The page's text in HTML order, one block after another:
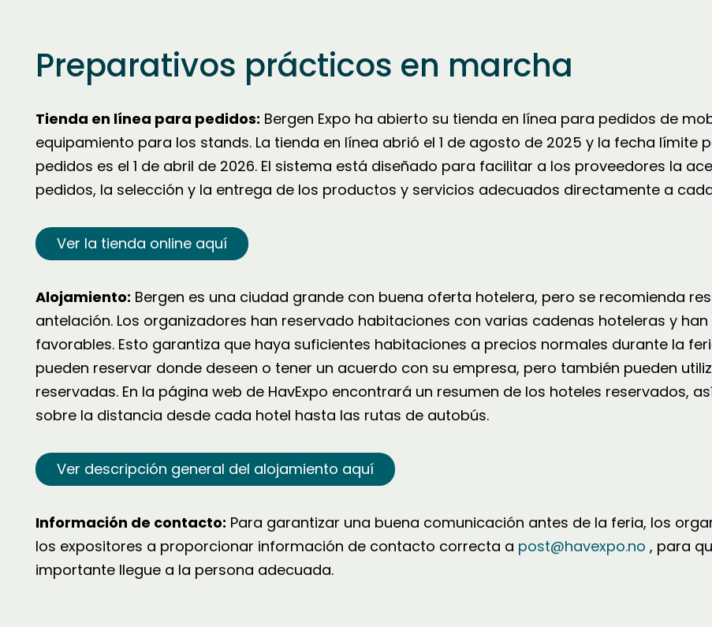
Preparativos prácticos en marcha
Tienda en línea para pedidos: Bergen Expo ha abierto su tienda en línea para pedidos de
equipamiento para los stands. La tienda en línea abrió el 1 de agosto de 2025 y la fecha límite
pedidos es el 1 de abril de 2026. El sistema está diseñado para facilitar a los proveedores la
pedidos, la selección y la entrega de los productos y servicios adecuados directamente a
Ver la tienda online aquí
Alojamiento: Bergen es una ciudad grande con buena oferta hotelera, pero se recomienda
antelación. Los organizadores han reservado habitaciones con varias cadenas hoteleras y
favorables. Esto garantiza que haya suficientes habitaciones a precios normales durante la
pueden reservar donde deseen o tener un acuerdo con su empresa, pero también pueden
reservadas. En la página web de HavExpo encontrará un resumen de los hoteles reservados,
sobre la distancia desde cada hotel hasta las rutas de autobús.
Ver descripción general del alojamiento aquí
Información de contacto: Para garantizar una buena comunicación antes de la feria, los
los expositores a proporcionar información de contacto correcta a post@havexpo.no , para
importante llegue a la persona adecuada.